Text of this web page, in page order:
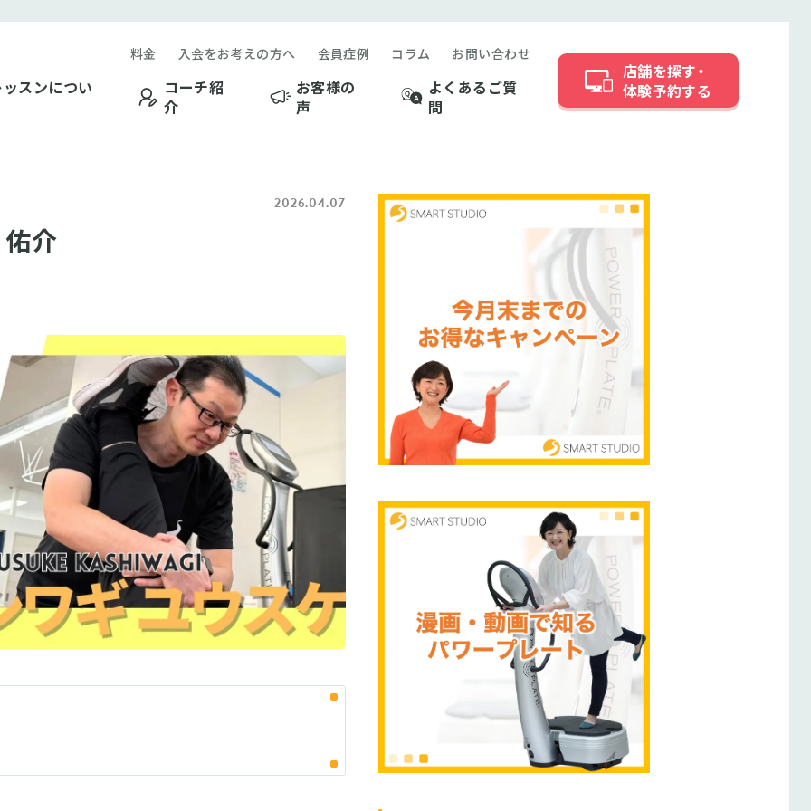
スンについ
コーチ紹
介
お客様の
声
よくあるご質
問
料金 入会をお考えの方へ 会員症例 コラム お問い合わせ
店舗を探す・
体験予約する
2026.04.07
介